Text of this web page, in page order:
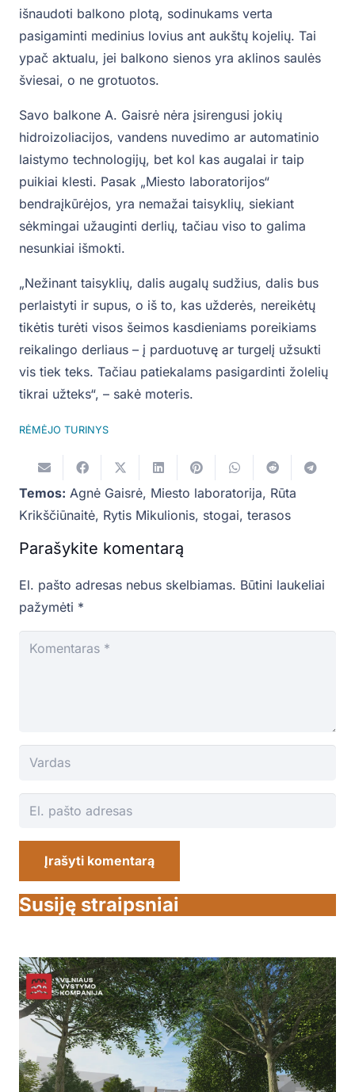
išnaudoti balkono plotą, sodinukams verta
pasigaminti medinius lovius ant aukštų kojelių. Tai
ypač aktualu, jei balkono sienos yra aklinos saulės
šviesai, o ne grotuotos.
Savo balkone A. Gaisrė nėra įsirengusi jokių
hidroizoliacijos, vandens nuvedimo ar automatinio
laistymo technologijų, bet kol kas augalai ir taip
puikiai klesti. Pasak „Miesto laboratorijos“
bendraįkūrėjos, yra nemažai taisyklių, siekiant
sėkmingai užauginti derlių, tačiau viso to galima
nesunkiai išmokti.
„Nežinant taisyklių, dalis augalų sudžius, dalis bus
perlaistyti ir supus, o iš to, kas užderės, nereikėtų
tikėtis turėti visos šeimos kasdieniams poreikiams
reikalingo derliaus – į parduotuvę ar turgelį užsukti
vis tiek teks. Tačiau patiekalams pasigardinti žolelių
tikrai užteks“, – sakė moteris.
RĖMĖJO TURINYS
Temos: Agnė Gaisrė, Miesto laboratorija, Rūta
Krikščiūnaitė, Rytis Mikulionis, stogai, terasos
Parašykite komentarą
El. pašto adresas nebus skelbiamas. Būtini laukeliai
pažymėti *
Įrašyti komentarą
Susiję straipsniai